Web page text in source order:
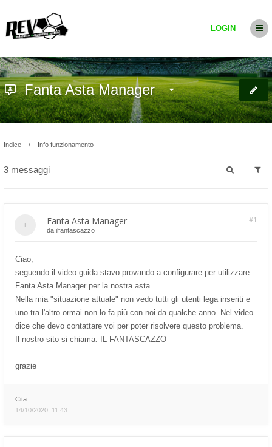
LOGIN
Fanta Asta Manager
Indice Info funzionamento
3 messaggi
Fanta Asta Manager #1
da ilfantascazzo
Ciao,
seguendo il video guida stavo provando a configurare per utilizzare
Fanta Asta Manager per la nostra asta.
Nella mia "situazione attuale" non vedo tutti gli utenti lega inseriti e
uno tra l'altro ormai non lo fa più con noi da qualche anno. Nel video
dice che devo contattare voi per poter risolvere questo problema.
Il nostro sito si chiama: IL FANTASCAZZO
grazie
Cita
14/10/2020, 11:43